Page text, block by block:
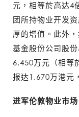
元，相等於高达4
团所持物业开发
厚的增值。此外
基金股份公司股
6,450万元（相等
报达1,670万港元
进军伦敦物业市